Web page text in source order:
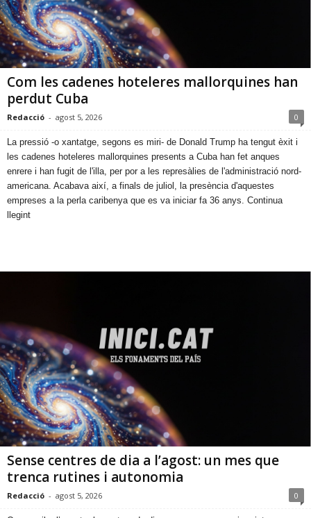
Com les cadenes hoteleres mallorquines han
perdut Cuba
Redacció - agost 5, 2026 0
​La pressió -o xantatge, segons es miri- de Donald Trump ha tengut èxit i
les cadenes hoteleres mallorquines presents a Cuba han fet anques
enrere i han fugit de l'illa, per por a les represàlies de l'administració nord-
americana. Acabava així, a finals de juliol, la presència d'aquestes
empreses a la perla caribenya que es va iniciar fa 36 anys. Continua
llegint
Sense centres de dia a l’agost: un mes que
trenca rutines i autonomia
Redacció - agost 5, 2026 0